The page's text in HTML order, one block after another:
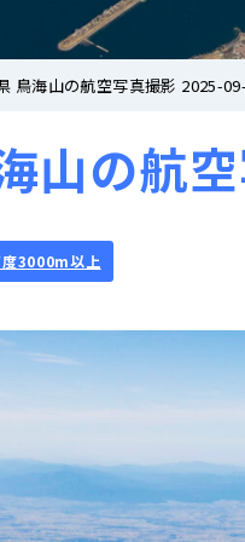
鳥海山の航空写真撮影 2025-
山の航
3000m以上